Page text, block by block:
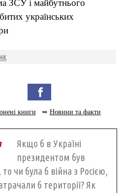
ЗСУ і майбутнього
українських
книги ➥ Новини та факти
Якщо б в Україні
президентом був
чи була б війна з Росією,
б території? Як